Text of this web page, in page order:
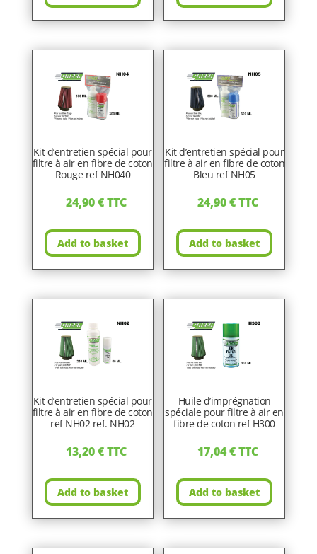
Kit d’entretien spécial pour
filtre à air en fibre de coton
Rouge ref NH040
24,90€TTC
Add to basket
Kit d’entretien spécial pour
filtre à air en fibre de coton
Bleu ref NH05
24,90€TTC
Add to basket
Kit d’entretien spécial pour
filtre à air en fibre de coton
ref NH02 ref. NH02
13,20€TTC
Add to basket
Huile d’imprégnation
spéciale pour filtre à air en
fibre de coton ref H300
17,04€TTC
Add to basket